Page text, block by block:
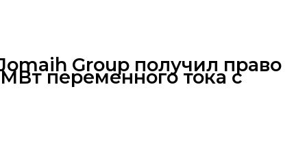
Group получил право
переменного тока с